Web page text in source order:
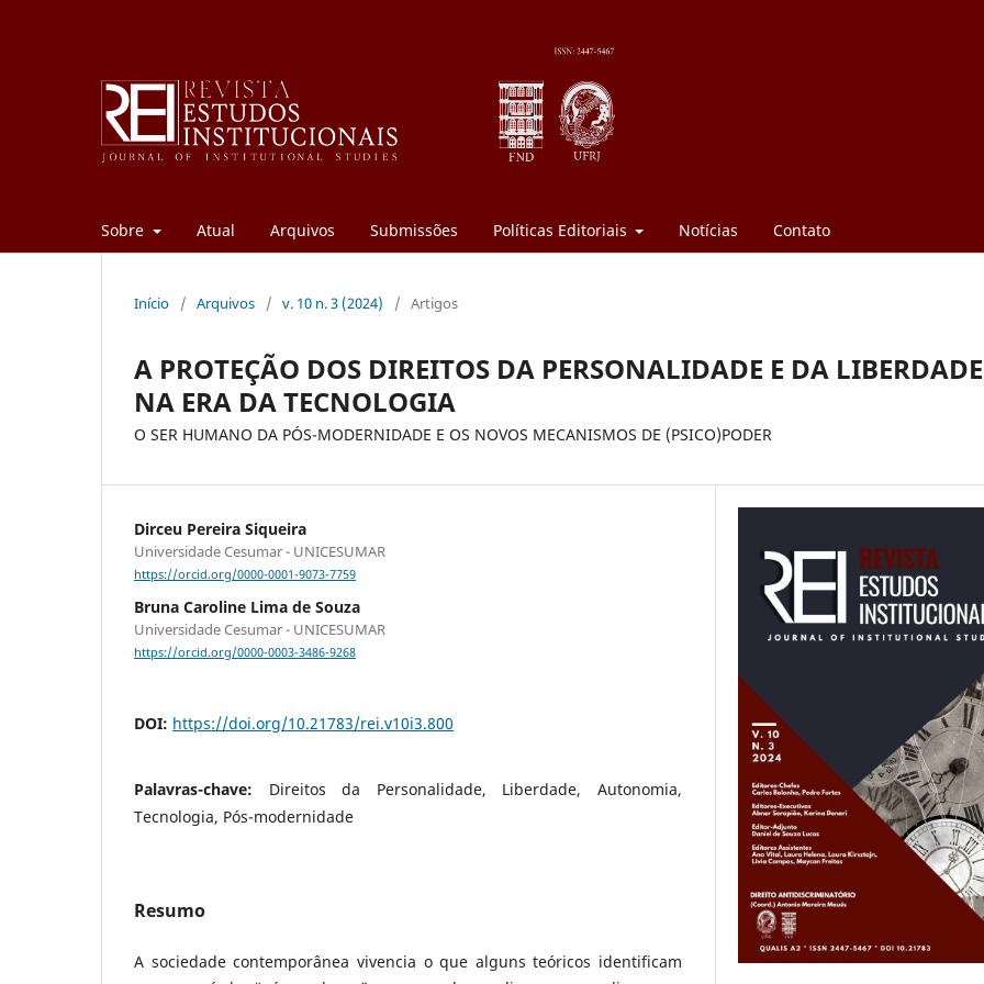
Sobre Atual Arquivos Submissões Políticas Editoriais Notícias Contato
Início / Arquivos / v. 10 n. 3 (2024) / Artigos
A PROTEÇÃO DOS DIREITOS DA PERSONALIDADE E DA LIBERDADE
NA ERA DA TECNOLOGIA
O SER HUMANO DA PÓS-MODERNIDADE E OS NOVOS MECANISMOS DE (PSICO)PODER
Dirceu Pereira Siqueira
Universidade Cesumar - UNICESUMAR
https://orcid.org/0000-0001-9073-7759
Bruna Caroline Lima de Souza
Universidade Cesumar - UNICESUMAR
https://orcid.org/0000-0003-3486-9268
DOI: https://doi.org/10.21783/rei.v10i3.800
Palavras-chave: Direitos da Personalidade, Liberdade, Autonomia,
Tecnologia, Pós-modernidade
Resumo
A sociedade contemporânea vivencia o que alguns teóricos identificam